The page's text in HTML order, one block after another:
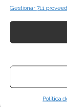
Gestionar 711
Política